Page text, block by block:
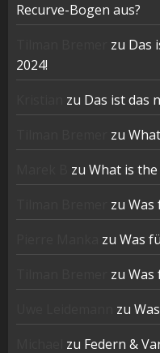
Recurve-Bogen aus?
zu Das
2024!
zu Das ist das
zu
zu What is the
zu Was
zu Was
zu Was
zu
zu Federn &